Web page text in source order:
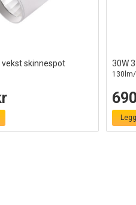
skinnespot 30W